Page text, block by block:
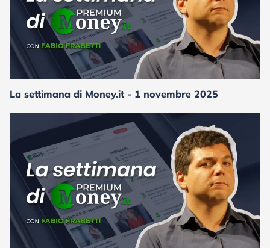
La settimana di Money.it - 1 novembre 2025